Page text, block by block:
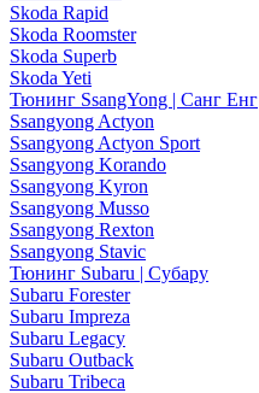
Skoda Rapid
Skoda Roomster
Skoda Superb
Skoda Yeti
Тюнинг SsangYong | Санг Енг
Ssangyong Actyon
Ssangyong Actyon Sport
Ssangyong Korando
Ssangyong Kyron
Ssangyong Musso
Ssangyong Rexton
Ssangyong Stavic
Тюнинг Subaru | Субару
Subaru Forester
Subaru Impreza
Subaru Legacy
Subaru Outback
Subaru Tribeca